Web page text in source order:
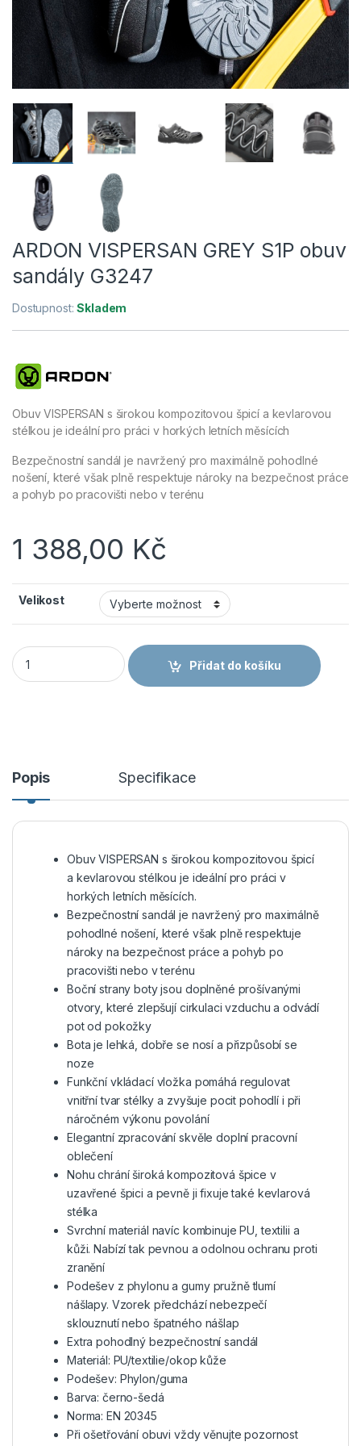
ARDON VISPERSAN GREY S1P obuv
sandály G3247
Dostupnost:Skladem
Obuv VISPERSAN s širokou kompozitovou špicí a kevlarovou
stélkou je ideální pro práci v horkých letních měsících
Bezpečnostní sandál je navržený pro maximálně pohodlné
nošení, které však plně respektuje nároky na bezpečnost práce
a pohyb po pracovišti nebo v terénu
1 388,00 Kč
Velikost
ARDON VISPERSAN GREY S1P obuv sandály G3247 množství
Přidat do košíku
Popis Specifikace
Obuv VISPERSAN s širokou kompozitovou špicí
a kevlarovou stélkou je ideální pro práci v
horkých letních měsících.
Bezpečnostní sandál je navržený pro maximálně
pohodlné nošení, které však plně respektuje
nároky na bezpečnost práce a pohyb po
pracovišti nebo v terénu
Boční strany boty jsou doplněné prošívanými
otvory, které zlepšují cirkulaci vzduchu a odvádí
pot od pokožky
Bota je lehká, dobře se nosí a přizpůsobí se
noze
Funkční vkládací vložka pomáhá regulovat
vnitřní tvar stélky a zvyšuje pocit pohodlí i při
náročném výkonu povolání
Elegantní zpracování skvěle doplní pracovní
oblečení
Nohu chrání široká kompozitová špice v
uzavřené špici a pevně ji fixuje také kevlarová
stélka
Svrchní materiál navíc kombinuje PU, textilii a
kůži. Nabízí tak pevnou a odolnou ochranu proti
zranění
Podešev z phylonu a gumy pružně tlumí
nášlapy. Vzorek předchází nebezpečí
sklouznutí nebo špatného nášlap
Extra pohodlný bezpečnostní sandál
Materiál: PU/textilie/okop kůže
Podešev: Phylon/guma
Barva: černo-šedá
Norma: EN 20345
Při ošetřování obuvi vždy věnujte pozornost